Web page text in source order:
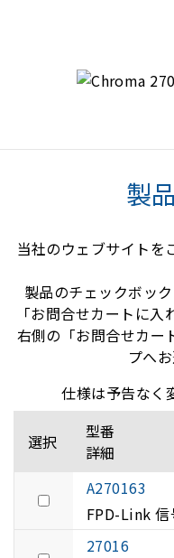
製
当社のウェブサイトを
製品のチェックボッ
「お問合せカートに入
右側の「お問合せカー
プへ
仕様は予告なく
選択
型番
詳細
A270163
FPD-Link 信
27016